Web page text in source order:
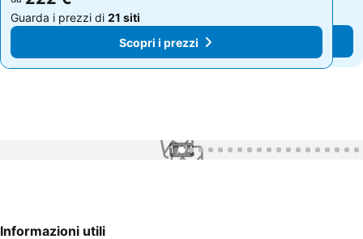
Guarda i prezzi di 21 siti
Scopri i prezzi
Guarda i prezzi di 21 siti
Scopri i prezzi
1 / 74
Informazioni utili